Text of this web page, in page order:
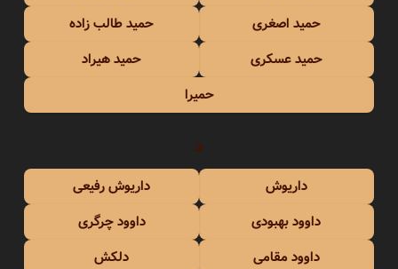
حمید اصغری
حمید طالب زاده
حمید عسکری
حمید هیراد
حمیرا
د
داریوش
داریوش رفیعی
داوود بهبودی
داوود چرگری
داوود مقامی
دلکش